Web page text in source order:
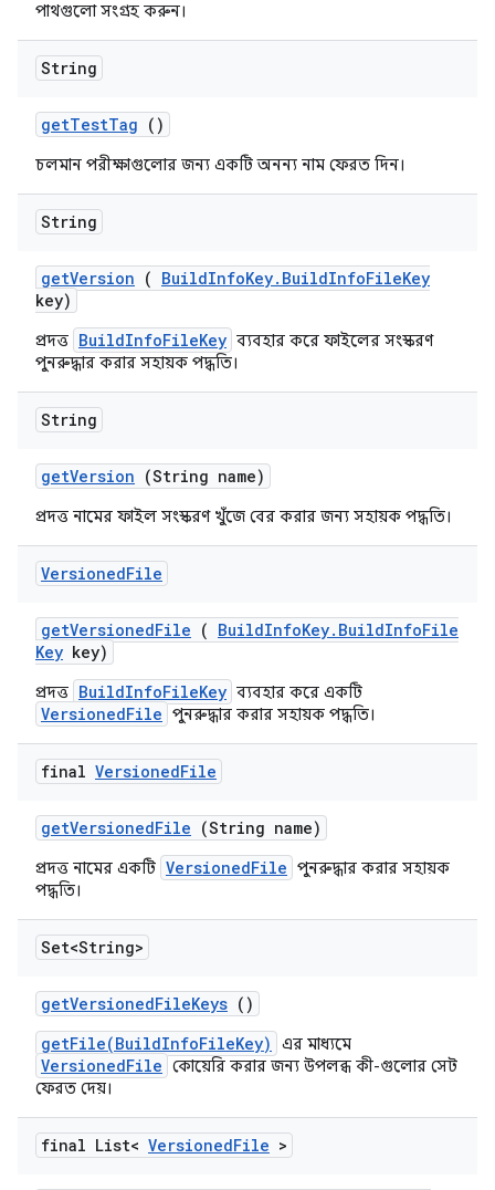
পাথগুলো সংগ্রহ করুন।
String
getTestTag ()
চলমান পরীক্ষাগুলোর জন্য একটি অনন্য নাম ফেরত দিন।
String
getVersion ( BuildInfoKey. BuildInfoFileKey
key)
প্রদত্ত BuildInfoFileKey ব্যবহার করে ফাইলের সংস্করণ
পুনরুদ্ধার করার সহায়ক পদ্ধতি।
String
getVersion (String name)
প্রদত্ত নামের ফাইল সংস্করণ খুঁজে বের করার জন্য সহায়ক পদ্ধতি।
VersionedFile
getVersionedFile ( BuildInfoKey. BuildInfoFile
Key key)
প্রদত্ত BuildInfoFileKey ব্যবহার করে একটি
VersionedFile পুনরুদ্ধার করার সহায়ক পদ্ধতি।
final VersionedFile
getVersionedFile (String name)
প্রদত্ত নামের একটি VersionedFile পুনরুদ্ধার করার সহায়ক
পদ্ধতি।
Set<String>
getVersionedFileKeys ()
getFile(BuildInfoFileKey)
এর মাধ্যমে
VersionedFile কোয়েরি করার জন্য উপলব্ধ কী-গুলোর সেট
ফেরত দেয়।
final List< VersionedFile >